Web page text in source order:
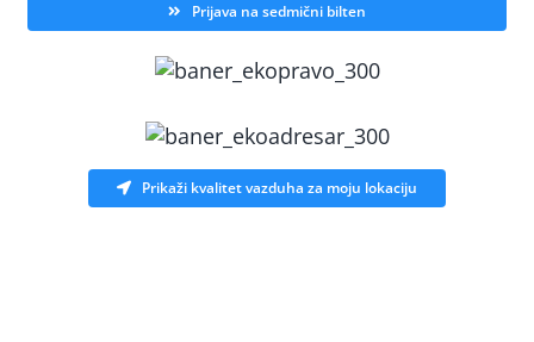
Prijava na sedmični bilten
Prikaži kvalitet vazduha za moju lokaciju